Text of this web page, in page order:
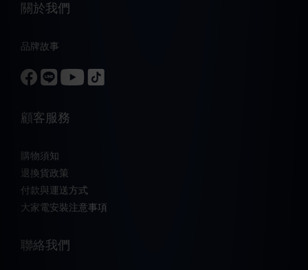
關於我們
品牌故事
顧客服務
購物須知
退換貨政策
付款與運送方式
大家電安裝注意事項
聯絡我們